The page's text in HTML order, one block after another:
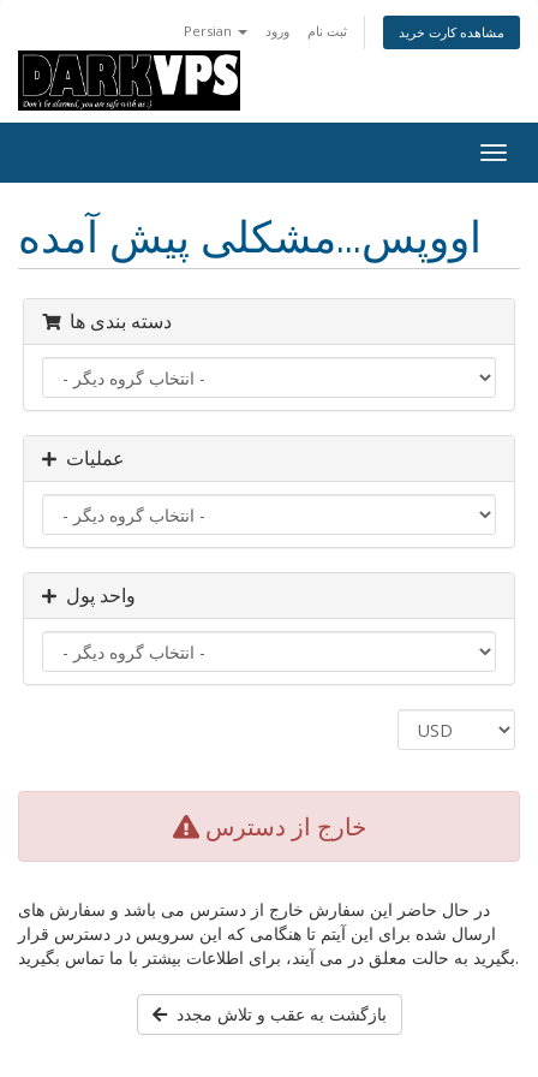
Persian ورود ثبت نام مشاهده کارت خرید
تغییر
اووپس...مشکلی پیش آمده
دسته بندی ها
عملیات
واحد پول
خارج از دسترس
در حال حاضر این سفارش خارج از دسترس می باشد و سفارش های
ارسال شده برای این آیتم تا هنگامی که این سرویس در دسترس قرار
بگیرید به حالت معلق در می آیند، برای اطلاعات بیشتر با ما تماس بگیرید.
بازگشت به عقب و تلاش مجدد